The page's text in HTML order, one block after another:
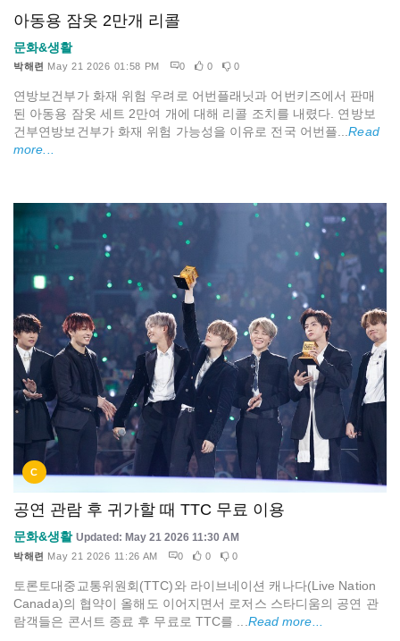
아동용 잠옷 2만개 리콜
문화&생활
박해련 May 21 2026 01:58 PM 0 0 0
연방보건부가 화재 위험 우려로 어번플래닛과 어번키즈에서 판매
된 아동용 잠옷 세트 2만여 개에 대해 리콜 조치를 내렸다. 연방보
건부연방보건부가 화재 위험 가능성을 이유로 전국 어번플...Read
more...
C
공연 관람 후 귀가할 때 TTC 무료 이용
문화&생활 Updated: May 21 2026 11:30 AM
박해련 May 21 2026 11:26 AM 0 0 0
토론토대중교통위원회(TTC)와 라이브네이션 캐나다(Live Nation
Canada)의 협약이 올해도 이어지면서 로저스 스타디움의 공연 관
람객들은 콘서트 종료 후 무료로 TTC를 ... Read more...